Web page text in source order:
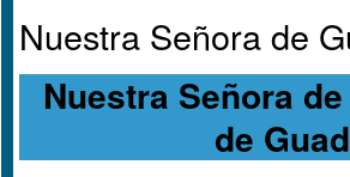
Nuestra Señora de
Nuestra Señora
de